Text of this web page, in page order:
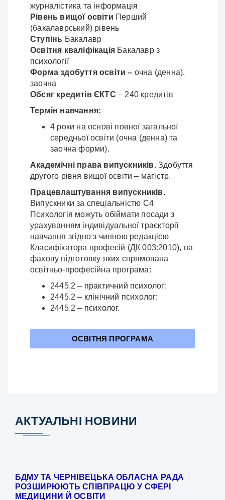
журналістика та інформація
Рівень вищої освіти Перший
(бакалаврський) рівень
Ступінь Бакалавр
Освітня кваліфікація Бакалавр з
психології
Форма здобуття освіти – очна (денна),
заочна
Обсяг кредитів ЄКТС – 240 кредитів
Термін навчання:
4 роки на основі повної загальної
середньої освіти (очна (денна) та
заочна форми).
Академічні права випускників. Здобуття
другого рівня вищої освіти – магістр.
Працевлаштування випускників.
Випускники за спеціальністю С4
Психологія можуть обіймати посади з
урахуванням індивідуальної траєкторії
навчання згідно з чинною редакцією
Класифікатора професій (ДК 003:2010), на
фахову підготовку яких спрямована
освітньо-професійна програма:
2445.2 – практичний психолог;
2445.2 – клінічний психолог;
2445.2 – психолог.
ОСВІТНЯ ПРОГРАМА
АКТУАЛЬНІ НОВИНИ
БДМУ ТА ЧЕРНІВЕЦЬКА ОБЛАСНА РАДА
РОЗШИРЮЮТЬ СПІВПРАЦЮ У СФЕРІ
МЕДИЦИНИ Й ОСВІТИ